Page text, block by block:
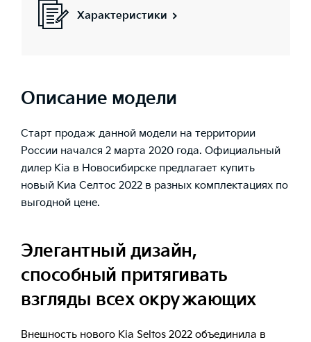
Характеристики
Описание модели
Старт продаж данной модели на территории
России начался 2 марта 2020 года. Официальный
дилер Kia в Новосибирске предлагает купить
новый Киа Селтос 2022 в разных комплектациях по
выгодной цене.
Элегантный дизайн,
способный притягивать
взгляды всех окружающих
Внешность нового Kia Seltos 2022 объединила в